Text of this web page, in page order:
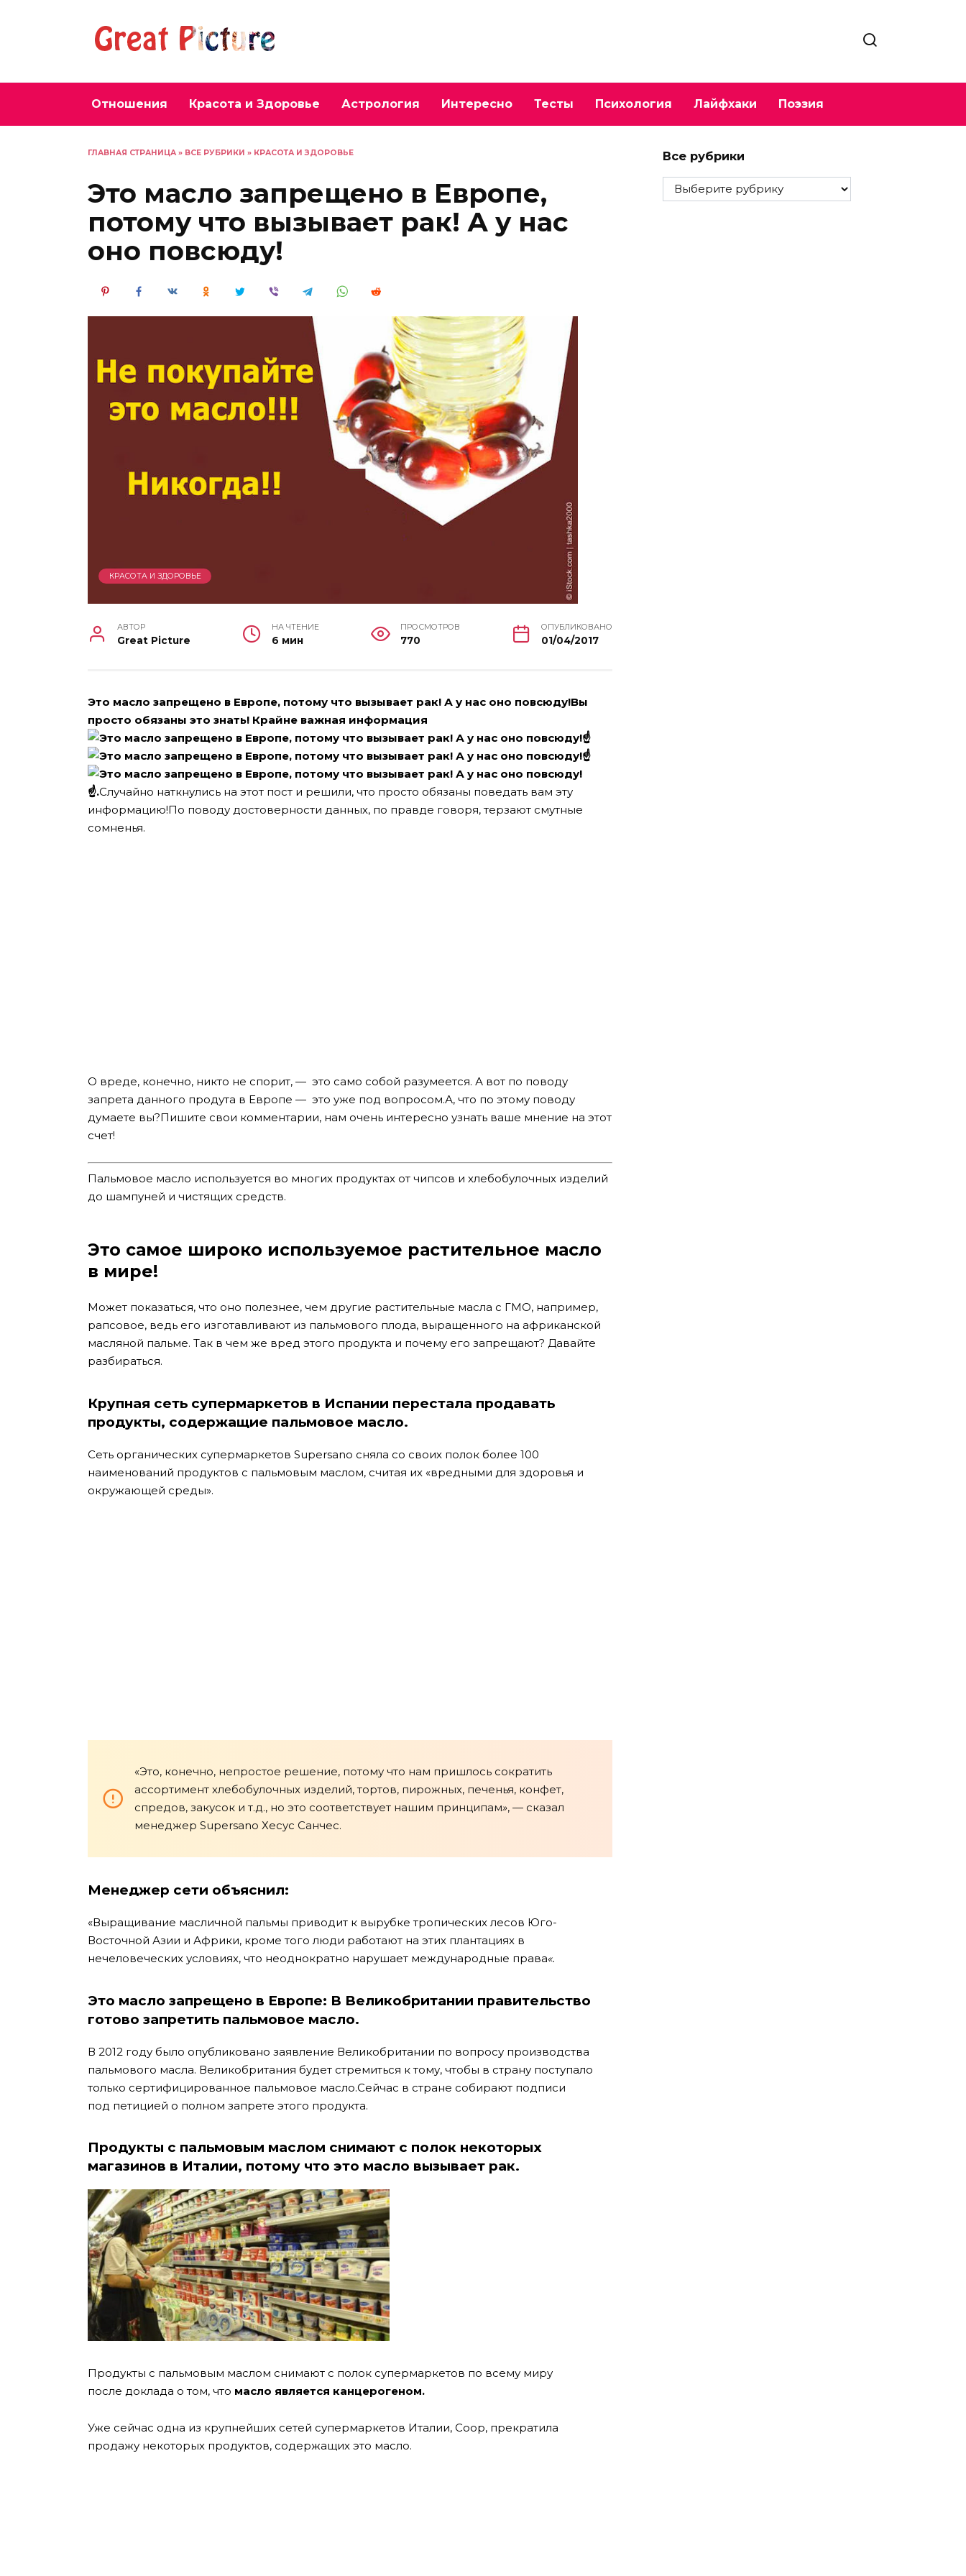
Отношения Красота и Здоровье Астрология Интересно Тесты Психология Лайфхаки Поэзия
ГЛАВНАЯ СТРАНИЦА » ВСЕ РУБРИКИ » КРАСОТА И ЗДОРОВЬЕ
Это масло запрещено в Европе,
потому что вызывает рак! А у нас
оно повсюду!
КРАСОТА И ЗДОРОВЬЕ
АВТОР
Great Picture
НА ЧТЕНИЕ
6 мин
ПРОСМОТРОВ
770
ОПУБЛИКОВАНО
01/04/2017
Это масло запрещено в Европе, потому что вызывает рак! А у нас оно повсюду!Вы
просто обязаны это знать! Крайне важная информация
☝
☝
☝.Случайно наткнулись на этот пост и решили, что просто обязаны поведать вам эту
информацию!По поводу достоверности данных, по правде говоря, терзают смутные
сомненья.
О вреде, конечно, никто не спорит, — это само собой разумеется. А вот по поводу
запрета данного продута в Европе — это уже под вопросом.А, что по этому поводу
думаете вы?Пишите свои комментарии, нам очень интересно узнать ваше мнение на этот
счет!
Пальмовое масло используется во многих продуктах от чипсов и хлебобулочных изделий
до шампуней и чистящих средств.
Это самое широко используемое растительное масло
в мире!
Может показаться, что оно полезнее, чем другие растительные масла с ГМО, например,
рапсовое, ведь его изготавливают из пальмового плода, выращенного на африканской
масляной пальме. Так в чем же вред этого продукта и почему его запрещают? Давайте
разбираться.
Крупная сеть супермаркетов в Испании перестала продавать
продукты, содержащие пальмовое масло.
Сеть органических супермаркетов Supersano сняла со своих полок более 100
наименований продуктов с пальмовым маслом, считая их «вредными для здоровья и
окружающей среды».
«Это, конечно, непростое решение, потому что нам пришлось сократить
ассортимент хлебобулочных изделий, тортов, пирожных, печенья, конфет,
спредов, закусок и т.д., но это соответствует нашим принципам», — сказал
менеджер Supersano Хесус Санчес.
Менеджер сети объяснил:
«Выращивание масличной пальмы приводит к вырубке тропических лесов Юго-
Восточной Азии и Африки, кроме того люди работают на этих плантациях в
нечеловеческих условиях, что неоднократно нарушает международные права«.
Это масло запрещено в Европе: В Великобритании правительство
готово запретить пальмовое масло.
В 2012 году было опубликовано заявление Великобритании по вопросу производства
пальмового масла. Великобритания будет стремиться к тому, чтобы в страну поступало
только сертифицированное пальмовое масло.Сейчас в стране собирают подписи
под петицией о полном запрете этого продукта.
Продукты с пальмовым маслом снимают с полок некоторых
магазинов в Италии, потому что это масло вызывает рак.
Продукты с пальмовым маслом снимают с полок супермаркетов по всему миру
после доклада о том, что масло является канцерогеном.
Уже сейчас одна из крупнейших сетей супермаркетов Италии, Coop, прекратила
продажу некоторых продуктов, содержащих это масло.
Все рубрики
Все
рубрики